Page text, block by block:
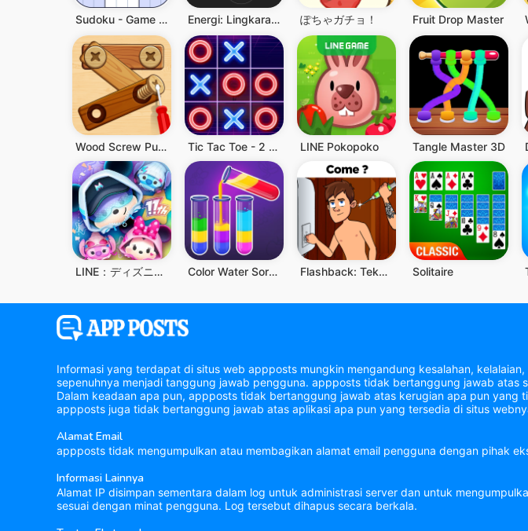
Sudoku - Game Puzzle Klasik Energi: Lingkaran Anti Stres ぽちゃガチョ！ Fruit Drop Master
Wood Screw Puzzle Tic Tac Toe - 2 Player XO LINE Pokopoko Tangle Master 3D
LINE：ディズニー ツムツム Color Water Sort Wooden Puzzle Flashback: Teka-teki Rumit Solitaire
Informasi yang terdapat di situs web appposts mungkin mengandung kesalahan,
sepenuhnya menjadi tanggung jawab pengguna. appposts tidak bertanggung jawab
Dalam keadaan apa pun, appposts tidak bertanggung jawab atas kerugian apa pun
appposts juga tidak bertanggung jawab atas aplikasi apa pun yang tersedia di situs
Alamat Email
appposts tidak mengumpulkan atau membagikan alamat email pengguna dengan pihak
Informasi Lainnya
Alamat IP disimpan sementara dalam log untuk administrasi server dan untuk
sesuai dengan minat pengguna. Log tersebut dihapus secara berkala.